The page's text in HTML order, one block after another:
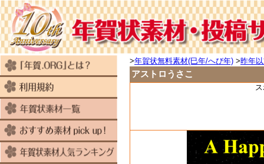
>年賀状無料素材(巳年/へび年) >昨年
アストロうさこ